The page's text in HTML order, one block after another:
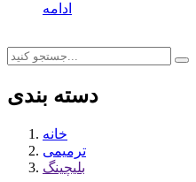
ادامه
دسته بندی
خانه
ترمیمی
بلیچینگ